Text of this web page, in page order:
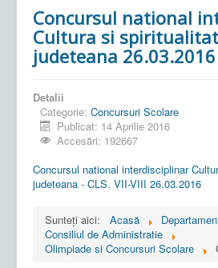
Concursul national
Cultura si
judeteana 26.03.2016
Detalii
Categorie: Concursuri Scolare
Publicat: 14 Aprilie 2016
Accesări: 192667
Concursul national interdisciplinar
judeteana - CLS. VII-VIII 26.03.2016
Sunteți aici: Acasă
Consiliul de Administratie
Olimpiade si Concursuri Scolare